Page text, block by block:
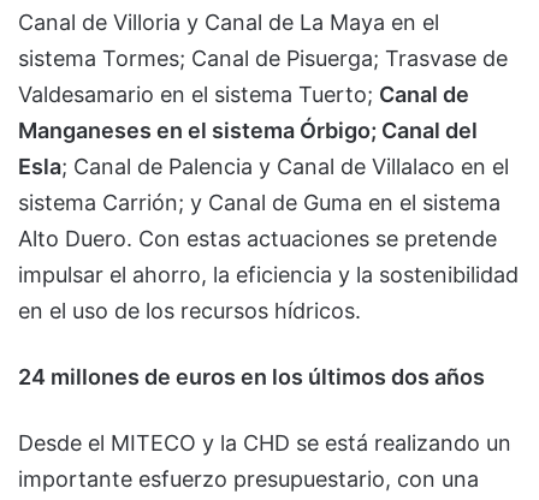
Canal de Villoria y Canal de La Maya en el
sistema Tormes; Canal de Pisuerga; Trasvase de
Valdesamario en el sistema Tuerto; Canal de
Manganeses en el sistema Órbigo; Canal del
Esla; Canal de Palencia y Canal de Villalaco en el
sistema Carrión; y Canal de Guma en el sistema
Alto Duero. Con estas actuaciones se pretende
impulsar el ahorro, la eficiencia y la sostenibilidad
en el uso de los recursos hídricos.
24 millones de euros en los últimos dos años
Desde el MITECO y la CHD se está realizando un
importante esfuerzo presupuestario, con una